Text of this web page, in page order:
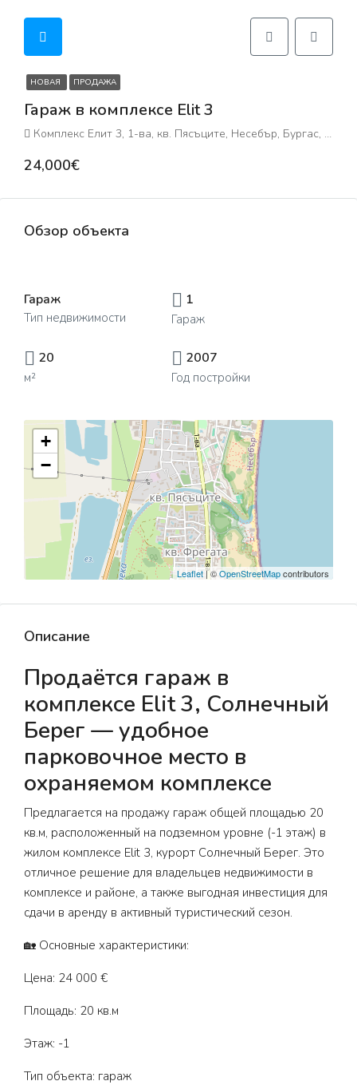
НОВАЯ ПРОДАЖА
Гараж в комплексе Elit 3
Комплекс Елит 3, 1-ва, кв. Пясъците, Несебър, Бургас, 8240, България
24,000€
Обзор объекта
Гараж
Тип недвижимости
1
Гараж
20
м²
2007
Год постройки
+
−
Leaflet| ©OpenStreetMapcontributors
Описание
Продаётся гараж в
комплексе Elit 3, Солнечный
Берег — удобное
парковочное место в
охраняемом комплексе
Предлагается на продажу гараж общей площадью 20
кв.м, расположенный на подземном уровне (-1 этаж) в
жилом комплексе Elit 3, курорт Солнечный Берег. Это
отличное решение для владельцев недвижимости в
комплексе и районе, а также выгодная инвестиция для
сдачи в аренду в активный туристический сезон.
🏡 Основные характеристики:
Цена: 24 000 €
Площадь: 20 кв.м
Этаж: -1
Тип объекта: гараж